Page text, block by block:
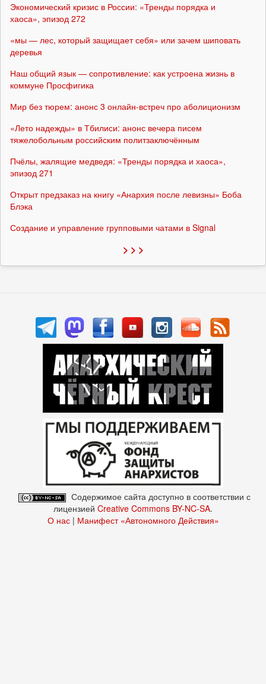
Экономический кризис в России: «Тренды порядка и
хаоса», эпизод 272
«мы — лес, который защищает себя» или зачем шиповать
деревья
Наш общий язык — сопротивление: как устроена жизнь в
коммуне Просфигика
Мир без тюрем: анонс 3 онлайн-встреч про аболиционизм
«Лето надежды» в Тбилиси: анонс вечера писем
тяжелобольным российским политзаключённым
Пчёлы, жалящие медведя: «Тренды порядка и хаоса»,
эпизод 271
Открыт предзаказ на книгу «Анархия после левизны» Боба
Блэка
Создание и управление групповыми чатами в Signal
> > >
Содержимое сайта доступно в соответствии с
лицензией Creative Commons BY-NC-SA.
О нас| Манифест «Автономного Действия»